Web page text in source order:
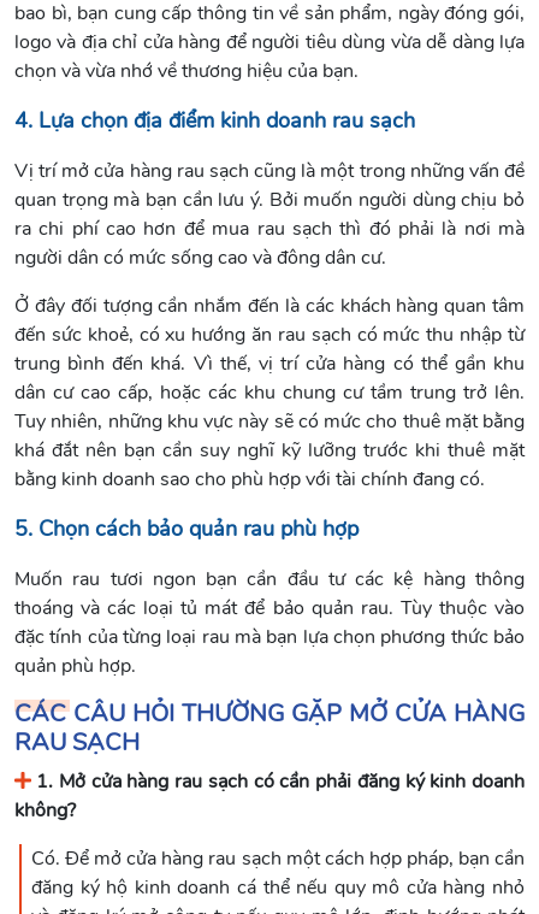
bao bì, bạn cung cấp thông tin về sản phẩm, ngày đóng gói,
logo và địa chỉ cửa hàng để người tiêu dùng vừa dễ dàng lựa
chọn và vừa nhớ về thương hiệu của bạn.
4. Lựa chọn địa điểm kinh doanh rau sạch
Vị trí mở cửa hàng rau sạch cũng là một trong những vấn đề
quan trọng mà bạn cần lưu ý. Bởi muốn người dùng chịu bỏ
ra chi phí cao hơn để mua rau sạch thì đó phải là nơi mà
người dân có mức sống cao và đông dân cư.
Ở đây đối tượng cần nhắm đến là các khách hàng quan tâm
đến sức khoẻ, có xu hướng ăn rau sạch có mức thu nhập từ
trung bình đến khá. Vì thế, vị trí cửa hàng có thể gần khu
dân cư cao cấp, hoặc các khu chung cư tầm trung trở lên.
Tuy nhiên, những khu vực này sẽ có mức cho thuê mặt bằng
khá đắt nên bạn cần suy nghĩ kỹ lưỡng trước khi thuê mặt
bằng kinh doanh sao cho phù hợp với tài chính đang có.
5. Chọn cách bảo quản rau phù hợp
Muốn rau tươi ngon bạn cần đầu tư các kệ hàng thông
thoáng và các loại tủ mát để bảo quản rau. Tùy thuộc vào
đặc tính của từng loại rau mà bạn lựa chọn phương thức bảo
quản phù hợp.
CÁC CÂU HỎI THƯỜNG GẶP MỞ CỬA HÀNG
RAU SẠCH
1. Mở cửa hàng rau sạch có cần phải đăng ký kinh doanh
không?
Có. Để mở cửa hàng rau sạch một cách hợp pháp, bạn cần
đăng ký hộ kinh doanh cá thể nếu quy mô cửa hàng nhỏ